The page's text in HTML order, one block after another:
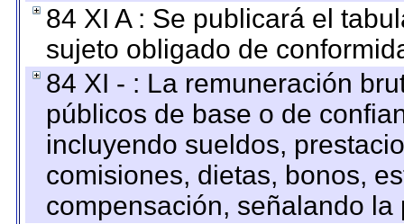
84 XI A : Se publicará el
sujeto obligado de
84 XI - : La remuneración
públicos de base o de
incluyendo sueldos,
comisiones, dietas, bonos,
compensación, señalando